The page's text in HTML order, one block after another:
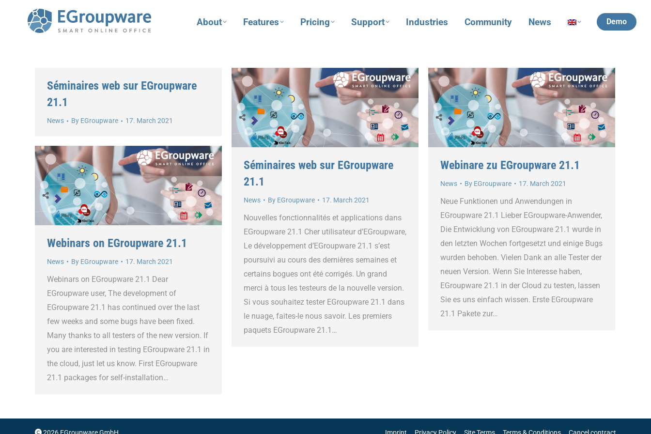
About Features Pricing Support Industries Community News Demo
Séminaires web sur EGroupware
21.1
News By EGroupware 17. March 2021
Séminaires web sur EGroupware
21.1
News By EGroupware 17. March 2021
Nouvelles fonctionnalités et applications dans
EGroupware 21.1 Cher utilisateur d’EGroupware,
Le développement d’EGroupware 21.1 s’est
poursuivi au cours des dernières semaines et
certains bogues ont été corrigés. Un grand
merci à tous les testeurs de la nouvelle version.
Si vous souhaitez tester EGroupware 21.1 dans
le nuage, faites-le nous savoir. Les premiers
paquets EGroupware 21.1…
Webinare zu EGroupware 21.1
News By EGroupware 17. March 2021
Neue Funktionen und Anwendungen in
EGroupware 21.1 Lieber EGroupware-Anwender,
Die Entwicklung von EGroupware 21.1 wurde in
den letzten Wochen fortgesetzt und einige Bugs
wurden behoben. Vielen Dank an alle Tester der
neuen Version. Wenn Sie Interesse haben,
EGroupware 21.1 in der Cloud zu testen, lassen
Sie es uns einfach wissen. Erste EGroupware
21.1 Pakete zur…
Webinars on EGroupware 21.1
News By EGroupware 17. March 2021
Webinars on EGroupware 21.1 Dear
EGroupware user, The development of
EGroupware 21.1 has continued over the last
few weeks and some bugs have been fixed.
Many thanks to all testers of the new version. If
you are interested in testing EGroupware 21.1 in
the cloud, just let us know. First EGroupware
21.1 packages for self-installation…